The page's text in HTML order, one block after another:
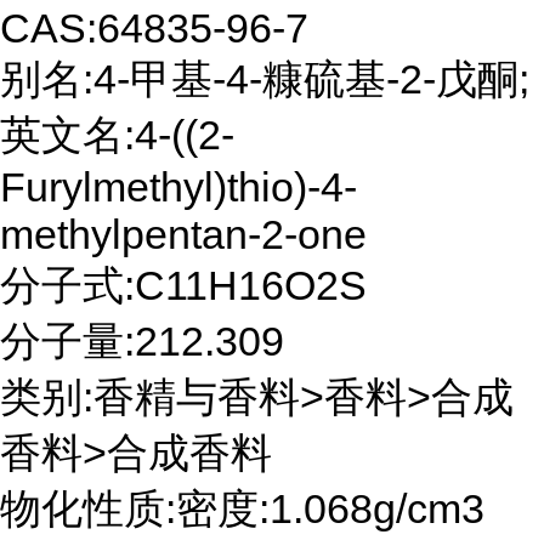
CAS:64835-96-7
别名:4-甲基-4-糠硫基-2-戊酮;
英文名:4-((2-
Furylmethyl)thio)-4-
methylpentan-2-one
分子式:C11H16O2S
分子量:212.309
类别:香精与香料>香料>合成
香料>合成香料
物化性质:密度:1.068g/cm3